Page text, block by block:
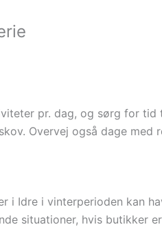
pr. dag, og sørg for tid
Overvej også dage med
Idre i vinterperioden kan
situationer, hvis butikker